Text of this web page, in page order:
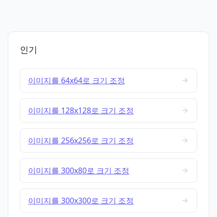
인기
이미지를 64x64로 크기 조정
이미지를 128x128로 크기 조정
이미지를 256x256로 크기 조정
이미지를 300x80로 크기 조정
이미지를 300x300로 크기 조정